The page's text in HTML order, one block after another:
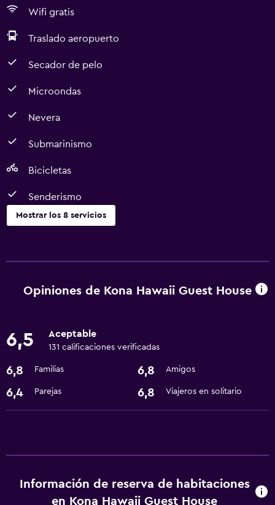
Wifi gratis
Traslado aeropuerto
Secador de pelo
Microondas
Nevera
Submarinismo
Bicicletas
Senderismo
Mostrar los 8 servicios
Senderismo
Comedor
Nevera
Estacionamiento y transporte
Secador de pelo
Opiniones de Kona Hawaii Guest House
6,5 Aceptable
131 calificaciones verificadas
6,8 Familias 6,8 Amigos
6,4 Parejas 6,8 Viajeros en solitario
Información de reserva de habitaciones
en Kona Hawaii Guest House